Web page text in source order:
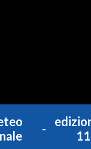
-